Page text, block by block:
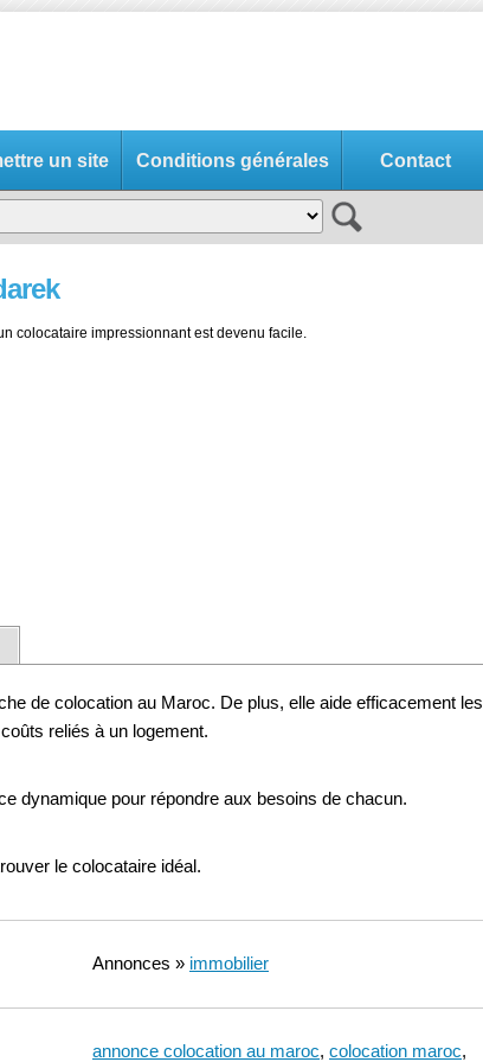
un site Conditions générales Contact
colocataire impressionnant est devenu facile.
de colocation au Maroc. De plus, elle aide efficacement les
reliés à un logement.
dynamique pour répondre aux besoins de chacun.
le colocataire idéal.
Annonces » immobilier
annonce colocation au maroc, colocation maroc,